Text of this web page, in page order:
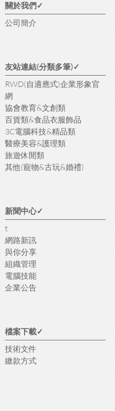
關於我們✓
公司簡介
友站連結(分類多筆)✓
RWD(自適應式)企業形象官
網
協會教育&文創類
百貨類&食品衣服飾品
3C電腦科技&精品類
醫療美容&護理類
旅遊休閒類
其他(寵物&古玩&婚禮)
新聞中心✓
t
網路新訊
與你分享
組織管理
電腦技能
企業公告
檔案下載✓
技術文件
繳款方式